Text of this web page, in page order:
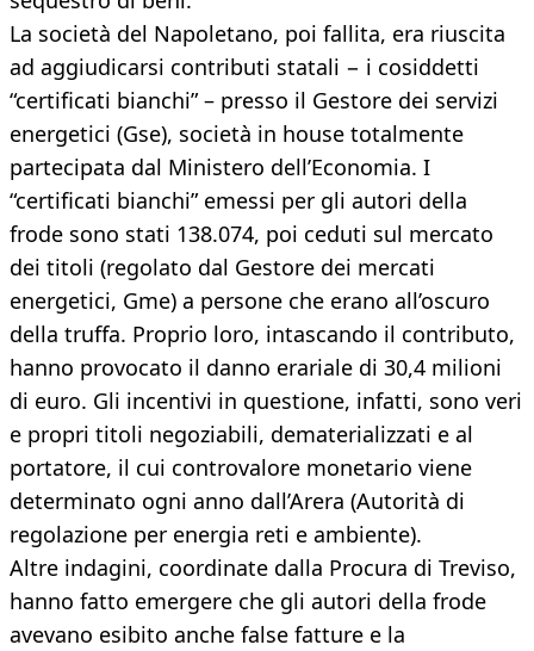
La società del Napoletano, poi fallita, era riuscita
ad aggiudicarsi contributi statali − i cosiddetti
“certificati bianchi” – presso il Gestore dei servizi
energetici (Gse), società in house totalmente
partecipata dal Ministero dell’Economia. I
“certificati bianchi” emessi per gli autori della
frode sono stati 138.074, poi ceduti sul mercato
dei titoli (regolato dal Gestore dei mercati
energetici, Gme) a persone che erano all’oscuro
della truffa. Proprio loro, intascando il contributo,
hanno provocato il danno erariale di 30,4 milioni
di euro. Gli incentivi in questione, infatti, sono veri
e propri titoli negoziabili, dematerializzati e al
portatore, il cui controvalore monetario viene
determinato ogni anno dall’Arera (Autorità di
regolazione per energia reti e ambiente).
Altre indagini, coordinate dalla Procura di Treviso,
hanno fatto emergere che gli autori della frode
avevano esibito anche false fatture e la